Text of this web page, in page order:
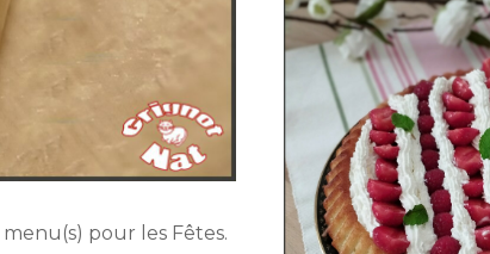
pour les Fêtes.